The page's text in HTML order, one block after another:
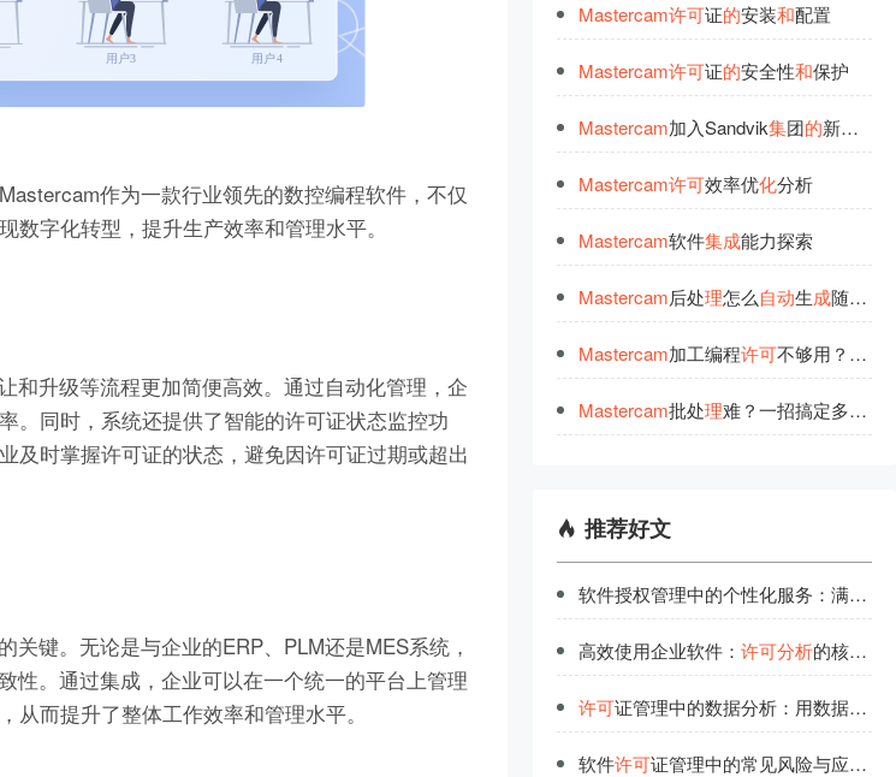
作为一款行业领先的数控编程软件，不仅
字化转型，提升生产效率和管理水平。
和升级等流程更加简便高效。通过自动化管理，企
。同时，系统还提供了智能的许可证状态监控功
及时掌握许可证的状态，避免因许可证过期或超出
键。无论是与企业的ERP、PLM还是MES系统，
性。通过集成，企业可以在一个统一的平台上管理
而提升了整体工作效率和管理水平。
Mastercam许可证的安装和配置
Mastercam许可证的安全性和保护
Mastercam加入Sandvik集团的新动
Mastercam许可效率优化分析
Mastercam软件集成能力探索
Mastercam后处理怎么自动生成随机程序号？3行代码告别O0000冲突
Mastercam加工编程许可不够用？ 自
Mastercam批处理难？一招搞定多刀路
推荐好文
软件授权管理中的个性化服务：满足不同场景需求
高效使用企业软件： 许可分析的核心指标解读
许可证管理中的数据分析：用数据说话的管理智慧
软件许可证管理中的常见风险与应对策略